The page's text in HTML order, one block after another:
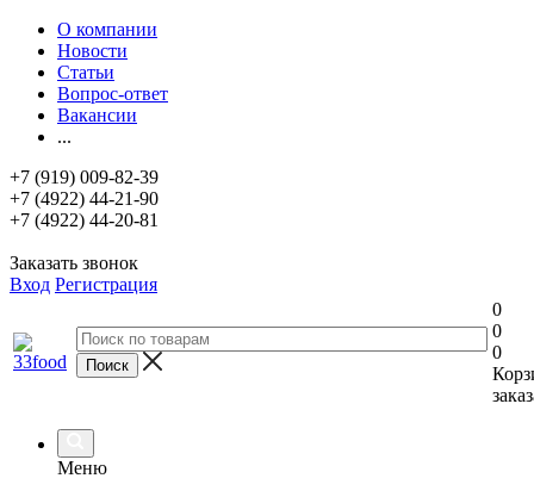
О компании
Новости
Статьи
Вопрос-ответ
Вакансии
...
+7 (919) 009-82-39
+7 (4922) 44-21-90
+7 (4922) 44-20-81
Заказать звонок
Вход Регистрация
0
0
0
Меню